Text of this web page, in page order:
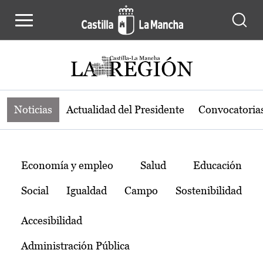
Noticias de la región de Castilla-La
Noticias Actualidad del Presidente
Temas
Economía y empleo Salud Educación
Social Igualdad Campo Sostenibilidad
Accesibilidad
Administración Pública